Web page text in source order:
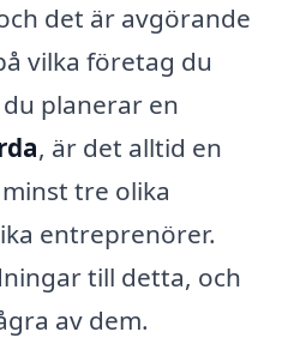
det är avgörande
vilka företag du
planerar en
, är det alltid en
tre olika
entreprenörer.
till detta, och
av dem.